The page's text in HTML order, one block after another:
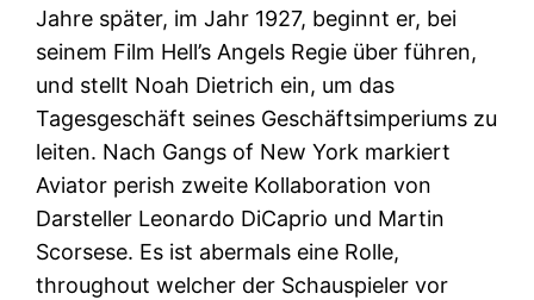
Jahre später, im Jahr 1927, beginnt er, bei
seinem Film Hell’s Angels Regie über führen,
und stellt Noah Dietrich ein, um das
Tagesgeschäft seines Geschäftsimperiums zu
leiten. Nach Gangs of New York markiert
Aviator perish zweite Kollaboration von
Darsteller Leonardo DiCaprio und Martin
Scorsese. Es ist abermals eine Rolle,
throughout welcher der Schauspieler vor